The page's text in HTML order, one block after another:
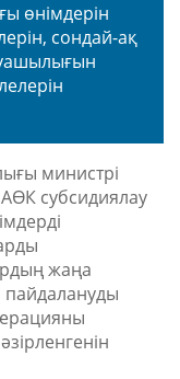
өнімдерін
сондай-ақ
министрі
субсидиялау
жаңа
пайдалануды